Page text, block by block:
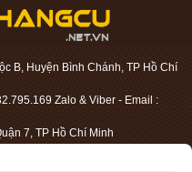
B, Huyện Bình Chánh, TP Hồ Chí
Zalo & Viber - Email :
7, TP Hồ Chí Minh